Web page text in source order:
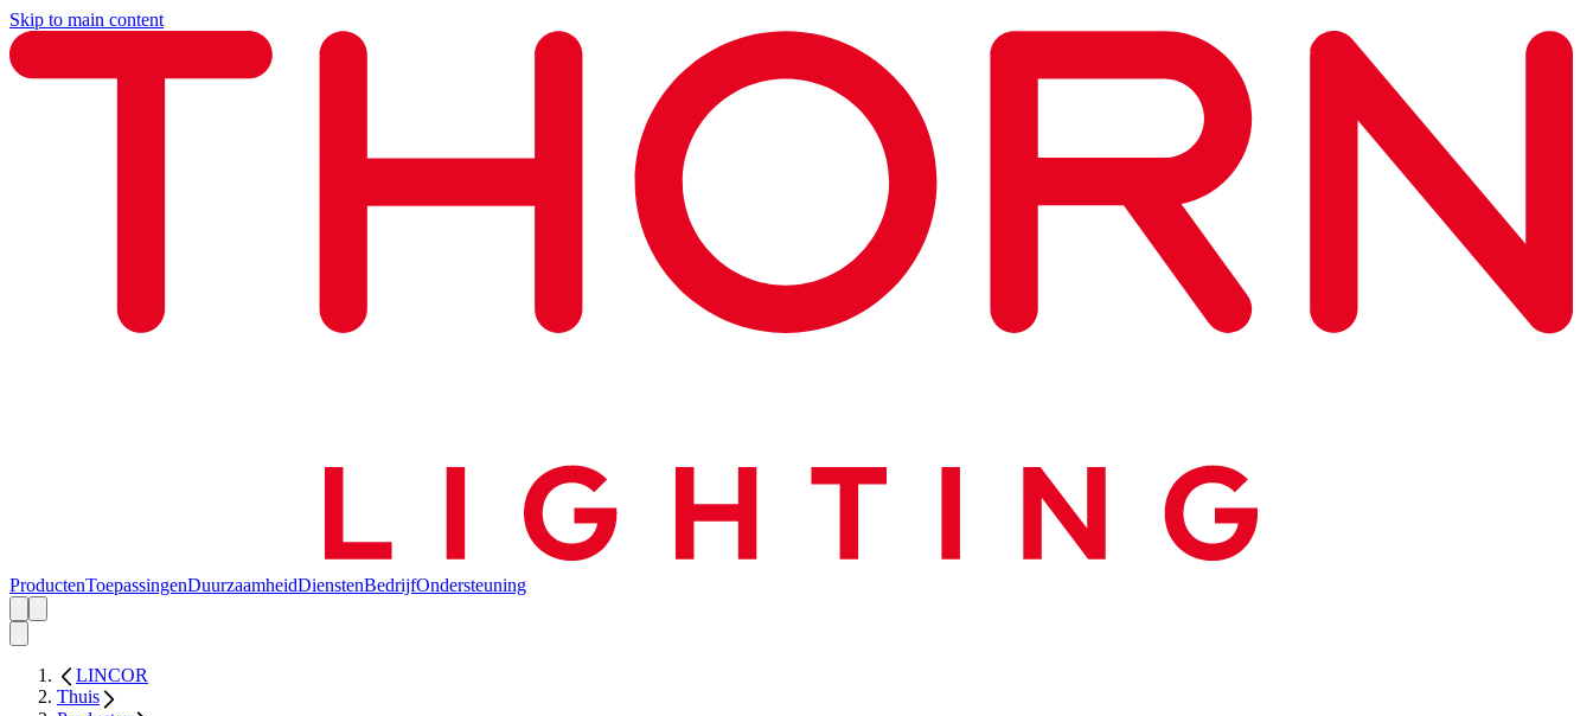
Skip to main content
ProductenToepassingenDuurzaamheidDienstenBedrijfOndersteuning
LINCOR
Thuis